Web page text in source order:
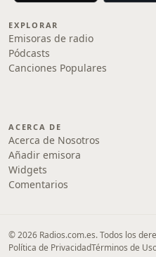
EXPLORAR
Emisoras de radio
Pódcasts
Canciones Populares
ACERCA DE
Acerca de Nosotros
Añadir emisora
Widgets
Comentarios
© 2026 Radios.com.es. Todos los
Política de PrivacidadTérminos de